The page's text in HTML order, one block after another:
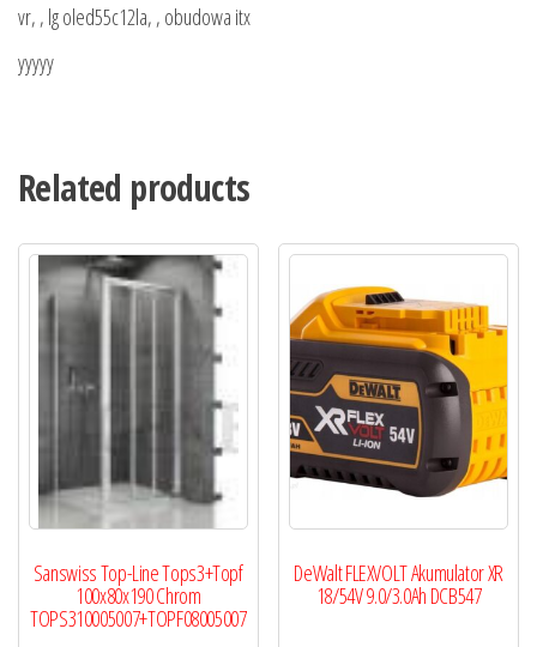
vr, , lg oled55c12la, , obudowa itx
yyyyy
Related products
Sanswiss Top-Line Tops3+Topf
100x80x190 Chrom
TOPS310005007+TOPF08005007
DeWalt FLEXVOLT Akumulator XR
18/54V 9.0/3.0Ah DCB547